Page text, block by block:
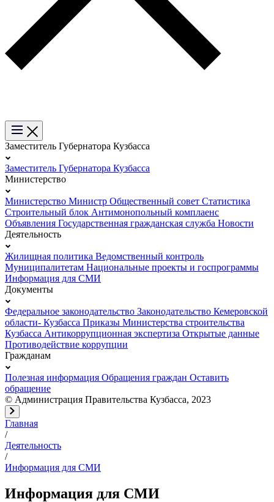
Заместитель Губернатора Кузбасса
Заместитель Губернатора Кузбасса
Министерство
Министерство Министр Общественный совет Статистика
Строительный блок Антимонопольный комплаенс
Объявления Государственная гражданская служба Новости
Деятельность
Жилищная политика Ведомственный контроль
Муниципалитетам Национальные проекты и госпрограммы
Информация для СМИ
Документы
Федеральное законодательство Законодательство Кемеровской
области- Кузбасса Приказы Министерства строительства
Кузбасса Антикоррупционная экспертиза Открытые данные
Противодействие коррупции
Гражданам
Полезная информация Обращения граждан Оставить
обращение
© Администрация Правительства Кузбасса, 2023
Главная
/
Деятельность
/
Информация для СМИ
Информация для СМИ